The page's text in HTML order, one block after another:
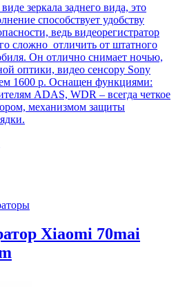
зеркала заднего вида, это
способствует удобству
ведь видеорегистратор
сложно отличить от штатного
Он отлично снимает ночью,
оптики, видео сенсору Sony
1600 р. Оснащен функциями:
ADAS, WDR – всегда четкое
механизмом защиты
Xiaomi 70mai